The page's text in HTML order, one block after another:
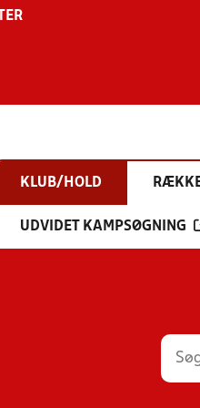
KLUB/HOLD
UDVIDET KAMPSØGNING